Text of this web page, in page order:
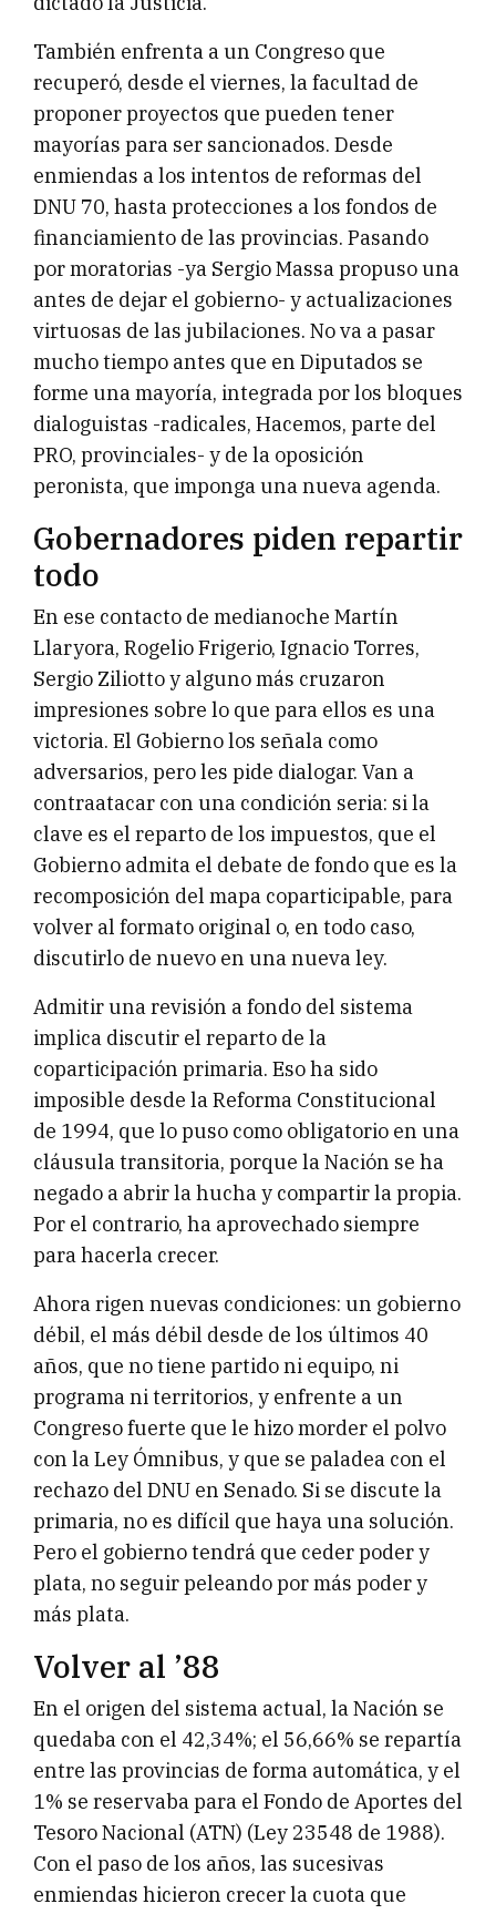
También enfrenta a un Congreso que
recuperó, desde el viernes, la facultad de
proponer proyectos que pueden tener
mayorías para ser sancionados. Desde
enmiendas a los intentos de reformas del
DNU 70, hasta protecciones a los fondos de
financiamiento de las provincias. Pasando
por moratorias -ya Sergio Massa propuso una
antes de dejar el gobierno- y actualizaciones
virtuosas de las jubilaciones. No va a pasar
mucho tiempo antes que en Diputados se
forme una mayoría, integrada por los bloques
dialoguistas -radicales, Hacemos, parte del
PRO, provinciales- y de la oposición
peronista, que imponga una nueva agenda.
Gobernadores piden repartir
todo
En ese contacto de medianoche Martín
Llaryora, Rogelio Frigerio, Ignacio Torres,
Sergio Ziliotto y alguno más cruzaron
impresiones sobre lo que para ellos es una
victoria. El Gobierno los señala como
adversarios, pero les pide dialogar. Van a
contraatacar con una condición seria: si la
clave es el reparto de los impuestos, que el
Gobierno admita el debate de fondo que es la
recomposición del mapa coparticipable, para
volver al formato original o, en todo caso,
discutirlo de nuevo en una nueva ley.
Admitir una revisión a fondo del sistema
implica discutir el reparto de la
coparticipación primaria. Eso ha sido
imposible desde la Reforma Constitucional
de 1994, que lo puso como obligatorio en una
cláusula transitoria, porque la Nación se ha
negado a abrir la hucha y compartir la propia.
Por el contrario, ha aprovechado siempre
para hacerla crecer.
Ahora rigen nuevas condiciones: un gobierno
débil, el más débil desde de los últimos 40
años, que no tiene partido ni equipo, ni
programa ni territorios, y enfrente a un
Congreso fuerte que le hizo morder el polvo
con la Ley Ómnibus, y que se paladea con el
rechazo del DNU en Senado. Si se discute la
primaria, no es difícil que haya una solución.
Pero el gobierno tendrá que ceder poder y
plata, no seguir peleando por más poder y
más plata.
Volver al ’88
En el origen del sistema actual, la Nación se
quedaba con el 42,34%; el 56,66% se repartía
entre las provincias de forma automática, y el
1% se reservaba para el Fondo de Aportes del
Tesoro Nacional (ATN) (Ley 23548 de 1988).
Con el paso de los años, las sucesivas
enmiendas hicieron crecer la cuota que